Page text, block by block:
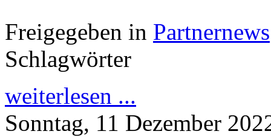
Freigegeben in Partnernews
Schlagwörter
weiterlesen ...
Sonntag, 11 Dezember